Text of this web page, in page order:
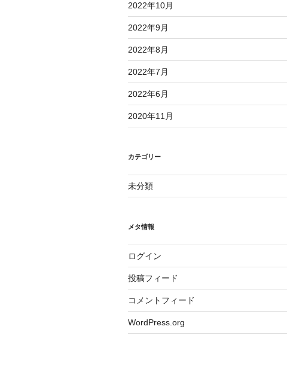
2022年10月
2022年9月
2022年8月
2022年7月
2022年6月
2020年11月
カテゴリー
未分類
メタ情報
ログイン
投稿フィード
コメントフィード
WordPress.org